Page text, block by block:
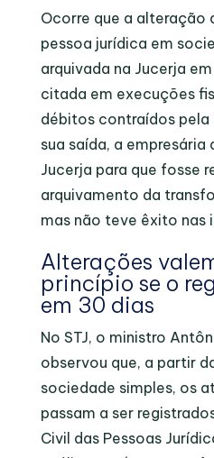
Ocorre que a alteração
pessoa jurídica em
arquivada na Jucerja
citada em execuções
débitos contraídos
sua saída, a
Jucerja para que fosse
arquivamento da
mas não teve êxito nas
Alterações
princípio se o
em 30 dias
No STJ, o ministro
observou que, a partir
sociedade simples, os
passam a ser
Civil das Pessoas